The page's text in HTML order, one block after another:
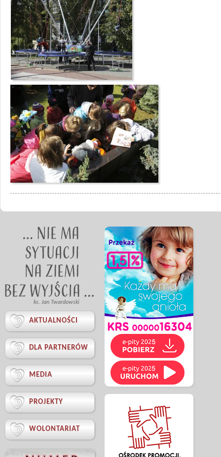
ks. Jan Twardowski
 AKTUALNOŚCI
 DLA PARTNERÓW
 MEDIA
 PROJEKTY
 WOLONTARIAT